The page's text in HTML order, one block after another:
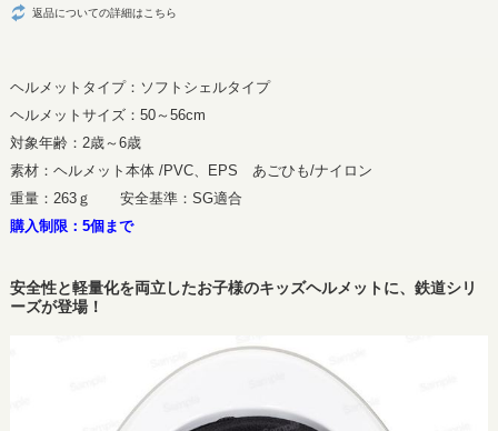
返品についての詳細はこちら
ヘルメットタイプ：ソフトシェルタイプ
ヘルメットサイズ：50～56cm
対象年齢：2歳～6歳
素材：ヘルメット本体 /PVC、EPS あごひも/ナイロン
重量：263ｇ 安全基準：SG適合
購入制限：5個まで
安全性と軽量化を両立したお子様のキッズヘルメットに、鉄道シリ
ーズが登場！